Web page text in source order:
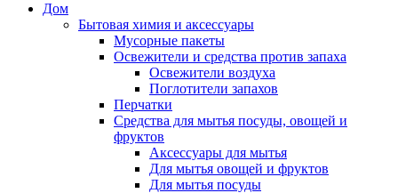
Дом
Бытовая химия и аксессуары
Мусорные пакеты
Освежители и средства против запаха
Освежители воздуха
Поглотители запахов
Перчатки
Средства для мытья посуды, овощей и
фруктов
Аксессуары для мытья
Для мытья овощей и фруктов
Для мытья посуды